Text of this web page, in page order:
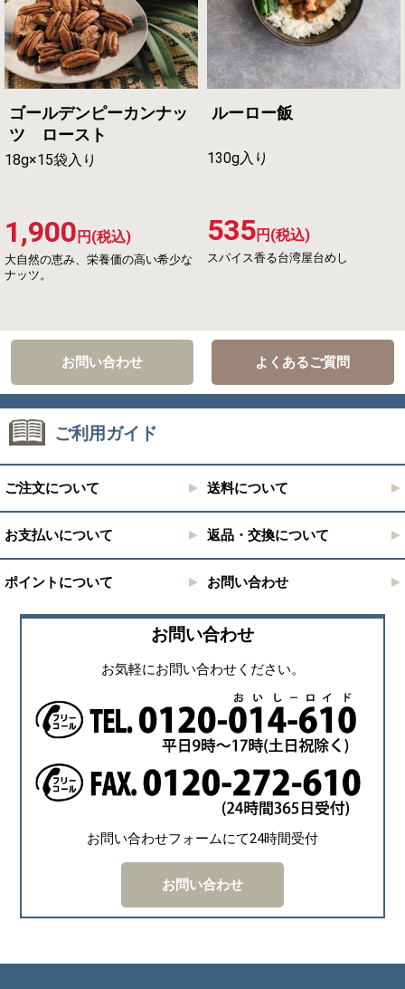
ゴールデンピーカンナッ
ツ ロースト
18g×15袋入り
大自然の恵み、栄養価の高い希少な
ナッツ。
1,900 円(税込)
ルーロー飯
130g入り
スパイス香る台湾屋台めし
535円(税込)
お問い合わせ よくあるご質問
ご利用ガイド
ご注文について 送料について
お支払いについて 返品・交換について
ポイントについて お問い合わせ
お問い合わせ
お気軽にお問い合わせください。
お問い合わせフォームにて24時間受付
お問い合わせ